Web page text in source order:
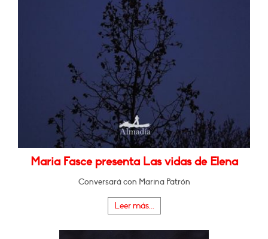
Maria Fasce presenta Las vidas de Elena
Conversará con Marina Patrón
Leer más...